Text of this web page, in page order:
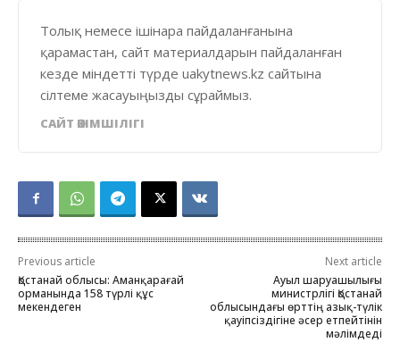
Толық немесе ішінара пайдаланғанына
қарамастан, сайт материалдарын пайдаланған
кезде міндетті түрде uakytnews.kz сайтына
сілтеме жасауыңызды сұраймыз.
САЙТ ӘКІМШІЛІГІ
Previous article
Қостанай облысы: Аманқарағай
орманында 158 түрлі құс
мекендеген
Next article
Ауыл шаруашылығы
министрлігі Қостанай
облысындағы өрттің азық-түлік
қауіпсіздігіне әсер етпейтінін
мәлімдеді